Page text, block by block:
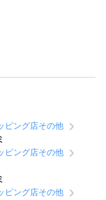
ピング店その他
ピング店その他
ピング店その他